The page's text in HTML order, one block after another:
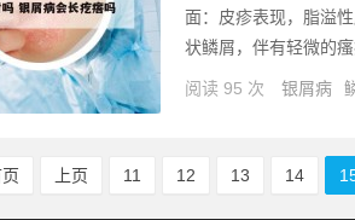
面：皮疹表现，脂溢
状鳞屑，伴有轻微的瘙
阅读 95 次 银屑病
上页 11 12 13 14